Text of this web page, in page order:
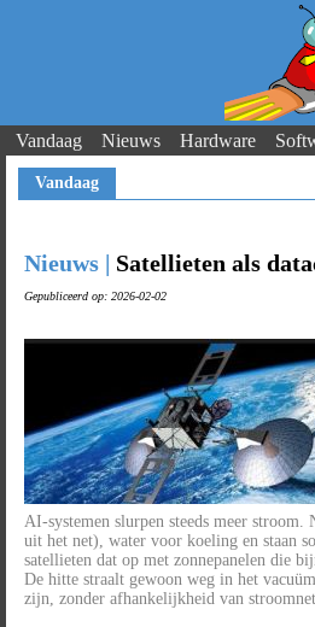
Vandaag Nieuws Hardware
Vandaag
Nieuws | Satellieten als
Gepubliceerd op: 2026-02-02
AI-systemen slurpen steeds meer
uit het net), water voor koeling en staan
satellieten dat op met zonnepanelen die
De hitte straalt gewoon weg in het
zijn, zonder afhankelijkheid van